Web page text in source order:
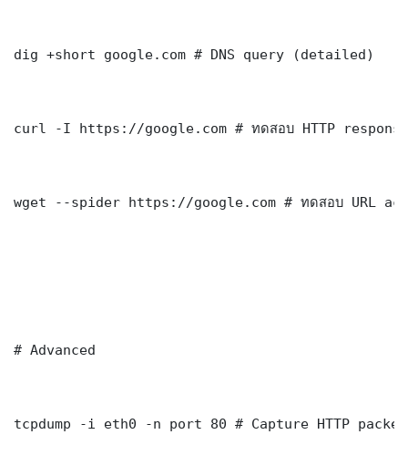
dig +short google.com # DNS query (detailed)
curl -I https://google.com # ทดสอบ HTTP
wget --spider https://google.com # ทดสอบ URL
# Advanced
tcpdump -i eth0 -n port 80 # Capture HTTP